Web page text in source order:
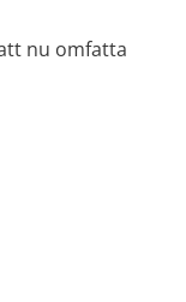
nu omfatta